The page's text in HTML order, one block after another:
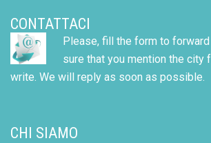
CONTATTACI
Please, fill the form to
sure that you mention the city
write. We will reply as soon as possible.
CHI SIAMO